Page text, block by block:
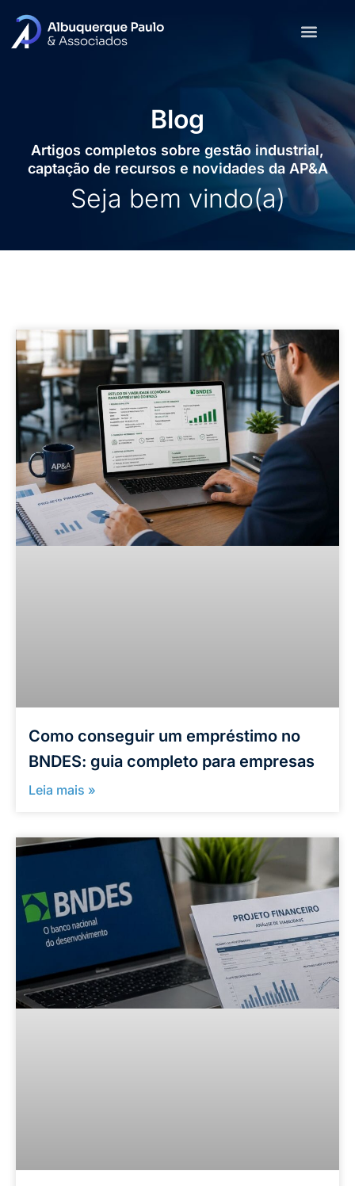
Blog
Artigos completos sobre gestão industrial,
captação de recursos e novidades da AP&A
Seja bem vindo(a)
Como conseguir um empréstimo no
BNDES: guia completo para empresas
Leia mais »